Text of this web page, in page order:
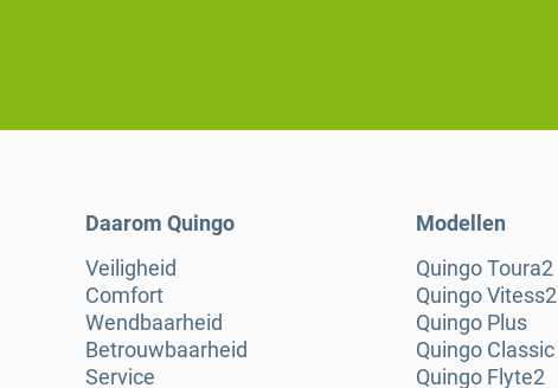
Daarom Quingo
Veiligheid
Comfort
Wendbaarheid
Betrouwbaarheid
Service
Modellen
Quingo Toura2
Quingo Vitess2
Quingo Plus
Quingo Classic
Quingo Flyte2